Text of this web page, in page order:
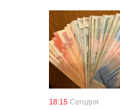
18:15 Сегодня